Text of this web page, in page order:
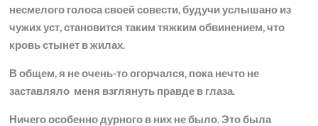
несмелого голоса своей совести, будучи услышано из
чужих уст, становится таким тяжким обвинением, что
кровь стынет в жилах.
В общем, я не очень-то огорчался, пока нечто не
заставляло меня взглянуть правде в глаза.
Ничего особенно дурного в них не было. Это была